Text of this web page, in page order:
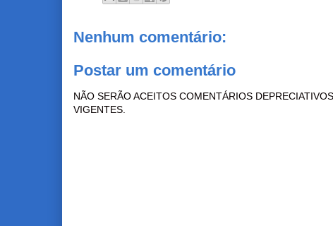
Nenhum comentário:
Postar um comentário
NÃO SERÃO ACEITOS COMENTÁRIOS
VIGENTES.